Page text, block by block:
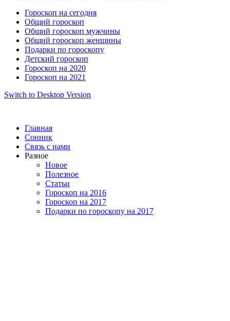
Гороскоп на сегодня
Общий гороскоп
Общий гороскоп мужчины
Общий гороскоп женщины
Подарки по гороскопу
Детский гороскоп
Гороскоп на 2020
Гороскоп на 2021
Switch to Desktop Version
Главная
Сонник
Связь с нами
Разное
Новое
Полезное
Статьи
Гороскоп на 2016
Гороскоп на 2017
Подарки по гороскопу на 2017